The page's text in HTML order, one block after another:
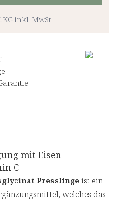
1KG inkl. MwSt
mit Eisen-
C
Presslingeist ein
welches das